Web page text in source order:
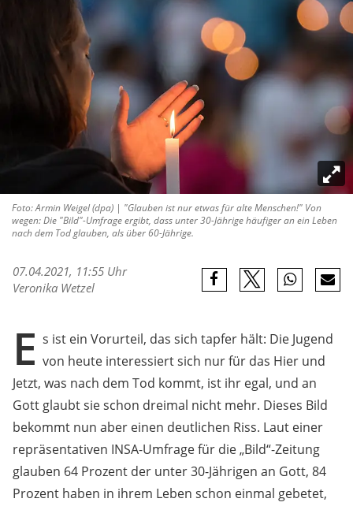
Foto: Armin Weigel (dpa) | "Glauben ist nur etwas für alte Menschen!" Von
wegen: Die "Bild"-Umfrage ergibt, dass unter 30-Jährige häufiger an ein Leben
nach dem Tod glauben, als über 60-Jährige.
07.04.2021, 11:55 Uhr
Veronika Wetzel
E s ist ein Vorurteil, das sich tapfer hält: Die Jugend
von heute interessiert sich nur für das Hier und
Jetzt, was nach dem Tod kommt, ist ihr egal, und an
Gott glaubt sie schon dreimal nicht mehr. Dieses Bild
bekommt nun aber einen deutlichen Riss. Laut einer
repräsentativen INSA-Umfrage für die „Bild“-Zeitung
glauben 64 Prozent der unter 30-Jährigen an Gott, 84
Prozent haben in ihrem Leben schon einmal gebetet,